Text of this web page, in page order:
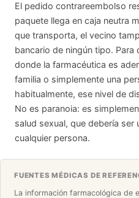
El pedido contrareembolso
paquete llega en caja neutra
que transporta, el vecino
bancario de ningún tipo. Para
donde la farmacéutica es
familia o simplemente una
habitualmente, ese nivel de
No es paranoia: es
salud sexual, que debería ser
cualquier persona.
FUENTES MÉDICAS DE
La información farmacológica de